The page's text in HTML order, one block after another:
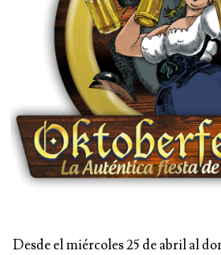
Desde el miércoles 25 de abril al